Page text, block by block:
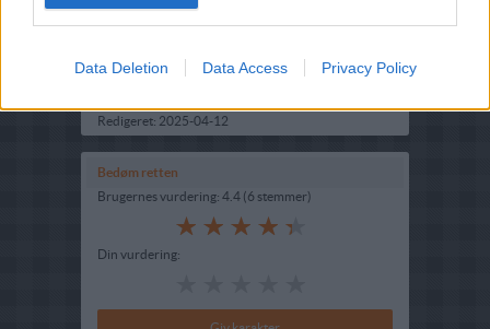
Data Deletion Data Access Privacy Policy
Redigeret: 2025-04-12
Bedøm retten
Brugernes vurdering: 4.4 (6 stemmer)
Din vurdering: